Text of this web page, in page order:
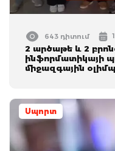
643 դիտում
2 արծաթե և 2
ինֆորմատիկայի
միջազգային
Սպորտ